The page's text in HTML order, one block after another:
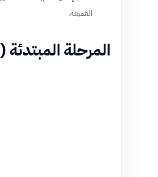
العميقة.
المرحلة المبتدئة (A1 – A2)